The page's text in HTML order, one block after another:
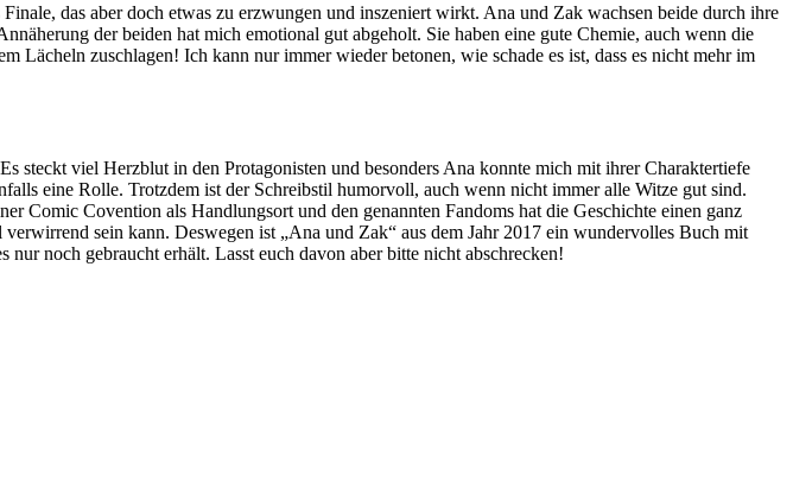
das aber doch etwas zu erzwungen und inszeniert wirkt. Ana und Zak wachsen beide durch ihre
der beiden hat mich emotional gut abgeholt. Sie haben eine gute Chemie, auch wenn die
zuschlagen! Ich kann nur immer wieder betonen, wie schade es ist, dass es nicht mehr im
steckt viel Herzblut in den Protagonisten und besonders Ana konnte mich mit ihrer Charaktertiefe
eine Rolle. Trotzdem ist der Schreibstil humorvoll, auch wenn nicht immer alle Witze gut sind.
Comic Covention als Handlungsort und den genannten Fandoms hat die Geschichte einen ganz
sein kann. Deswegen ist „Ana und Zak“ aus dem Jahr 2017 ein wundervolles Buch mit
noch gebraucht erhält. Lasst euch davon aber bitte nicht abschrecken!